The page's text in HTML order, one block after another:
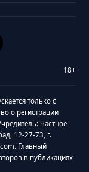
18+
только с
о регистрации
Частное
12-27-73, г.
Главный
в публикациях